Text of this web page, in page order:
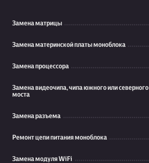
Замена матрицы
Замена материнской платы моноблока
Замена процессора
Замена видеочипа, чипа южного или северного
моста
Замена разъема
Ремонт цепи питания моноблока
Замена модуля WiFi